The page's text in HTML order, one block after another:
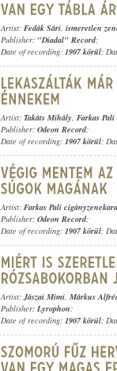
Artist: Fedák Sári, ismeretlen
Publisher: "Diadal" Record;
Date of recording: 1907 körül;
Artist: Takáts Mihály, Farkas
Publisher: Odeon Record;
Date of recording: 1907 körül;
Artist: Farkas Pali cigányzenekara
Publisher: Odeon Record;
Date of recording: 1907 körül;
Artist:Jászai Mimi, Márkus
Publisher: Lyrophon;
Date of recording: 1907 körül;